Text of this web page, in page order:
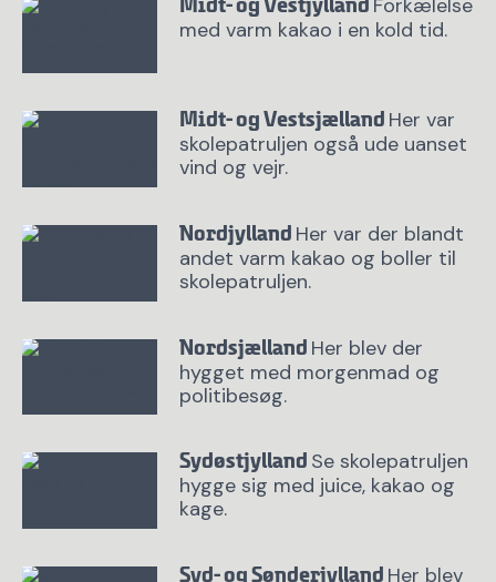
Midt- og Vestjylland Forkælelse
med varm kakao i en kold tid.
Midt- og Vestsjælland Her var
skolepatruljen også ude uanset
vind og vejr.
Nordjylland Her var der blandt
andet varm kakao og boller til
skolepatruljen.
Nordsjælland Her blev der
hygget med morgenmad og
politibesøg.
Sydøstjylland Se skolepatruljen
hygge sig med juice, kakao og
kage.
Syd- og Sønderjylland Her blev